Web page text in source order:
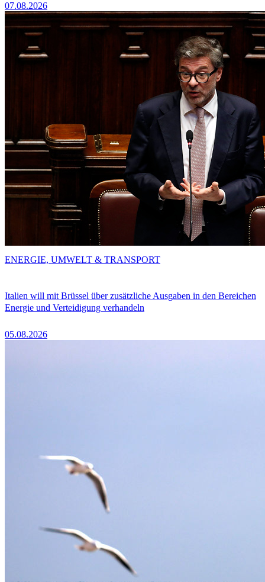
07.08.2026
Italien will mit Brüssel über zusätzliche Ausgaben in den Bereichen
Energie und Verteidigung verhandeln
05.08.2026
ENERGIE, UMWELT & TRANSPORT